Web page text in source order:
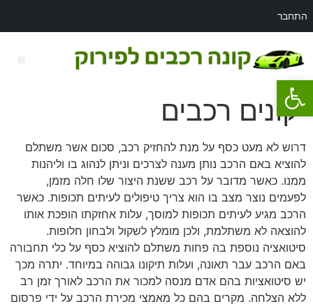
פתח סרגל נגישות
התחבר
קונים רכבים
דרוש לא מעט כסף על מנת להחזיק רכב, סכום אשר משתלם
להוציא באם הרכב נותן מענה לצרכים וניתן לנהוג בו וליהנות
ממנו. כאשר מדובר על רכב ששנת היצור שלו חלה מזמן,
לפעמים נוצר מצב בו הוא צריך טיפולים לעיתים תכופות. כאשר
הרכב מגיע לעיתים תכופות למוסך, עלות אחזקתו הופכת אותו
להוצאה לא משתלמת, ולכן מומלץ לשקול ולבחון חלופות.
סיטואציה נוספת בה פחות משתלם להוציא כסף על כלי תחבורה
באם הרכב עבר תאונה, ועלות תיקונו גבוהה במיוחד. יתרה מכך
יש סיטואציות בהם אדם מנסה למכור את הרכב לאורך זמן רב
ללא הצלחה. מקרים בהם כל מאמצי מכירת הרכב על ידי פרסום